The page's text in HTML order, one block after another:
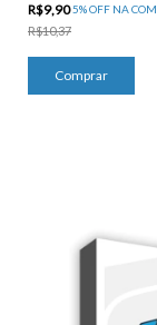
R$9,905% OFF NA
R$10,37